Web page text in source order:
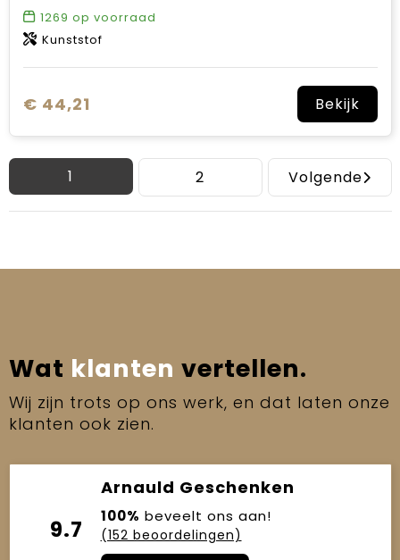
1269 op voorraad
Kunststof
€ 44,21 Bekijk
1 2 Volgende
Wat klanten vertellen.
Wij zijn trots op ons werk, en dat laten onze
klanten ook zien.
9.7
Arnauld Geschenken
100% beveelt ons aan!
(152 beoordelingen)